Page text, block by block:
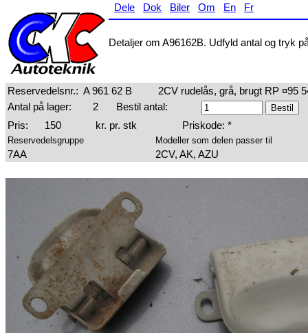
Dele Dok Biler Om En Fr
Detaljer om A96162B. Udfyld antal og tryk
Reservedelsnr.: A 961 62 B
2CV rudelås, grå, brugt RP ¤95
Antal på lager:
2
Bestil antal:
Pris:
150 kr. pr. stk Priskode: *
Reservedelsgruppe Modeller som delen passer til
7AA 2CV, AK, AZU